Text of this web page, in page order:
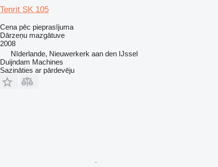
Tenrit SK 105
Cena pēc pieprasījuma
Dārzeņu mazgātuve
2008
Nīderlande, Nieuwerkerk aan den IJssel
Duijndam Machines
Sazināties ar pārdevēju